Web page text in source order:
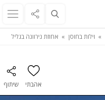
וילות בחוסן אחוזת נירוונה בגליל
אהבתי שיתוף